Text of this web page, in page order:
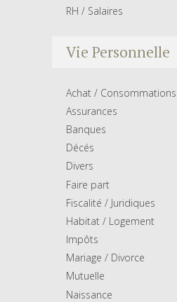
RH / Salaires
Vie Personnelle
Achat / Consommations
Assurances
Banques
Décés
Divers
Faire part
Fiscalité / Juridiques
Habitat / Logement
Impôts
Mariage / Divorce
Mutuelle
Naissance